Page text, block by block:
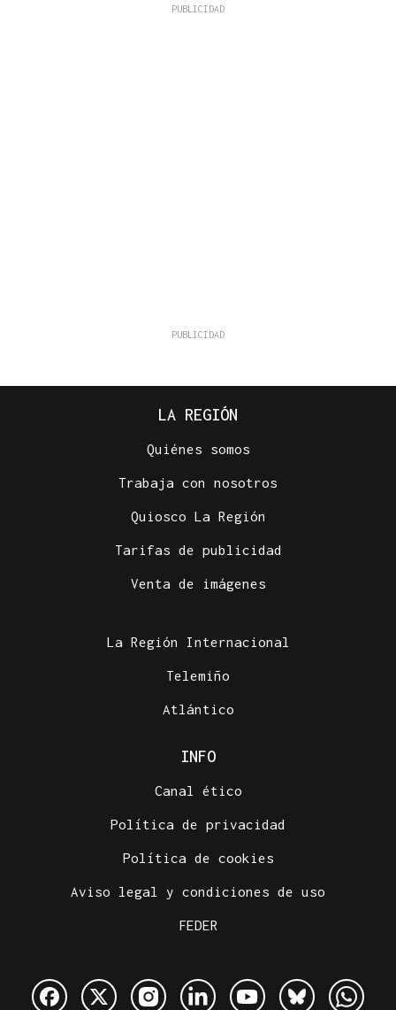
LA REGIÓN
Quiénes somos
Trabaja con nosotros
Quiosco La Región
Tarifas de publicidad
Venta de imágenes
La Región Internacional
Telemiño
Atlántico
INFO
Canal ético
Política de privacidad
Política de cookies
Aviso legal y condiciones de uso
FEDER